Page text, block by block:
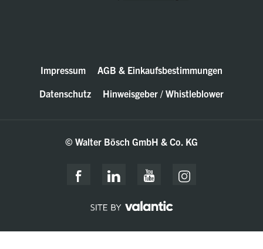
Impressum
AGB & Einkaufsbestimmungen
Datenschutz
Hinweisgeber / Whistleblower
© Walter Bösch GmbH & Co. KG